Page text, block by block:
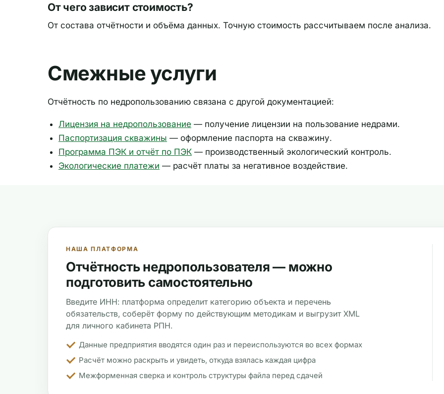
От чего зависит стоимость?
От состава отчётности и объёма данных. Точную стоимость рассчитываем после анализа.
Смежные услуги
Отчётность по недропользованию связана с другой документацией:
Лицензия на недропользование — получение лицензии на пользование недрами.
Паспортизация скважины — оформление паспорта на скважину.
Программа ПЭК и отчёт по ПЭК — производственный экологический контроль.
Экологические платежи — расчёт платы за негативное воздействие.
НАША ПЛАТФОРМА
Отчётность недропользователя — можно
подготовить самостоятельно
Введите ИНН: платформа определит категорию объекта и перечень
обязательств, соберёт форму по действующим методикам и выгрузит XML
для личного кабинета РПН.
Данные предприятия вводятся один раз и переиспользуются во всех формах
Расчёт можно раскрыть и увидеть, откуда взялась каждая цифра
Межформенная сверка и контроль структуры файла перед сдачей